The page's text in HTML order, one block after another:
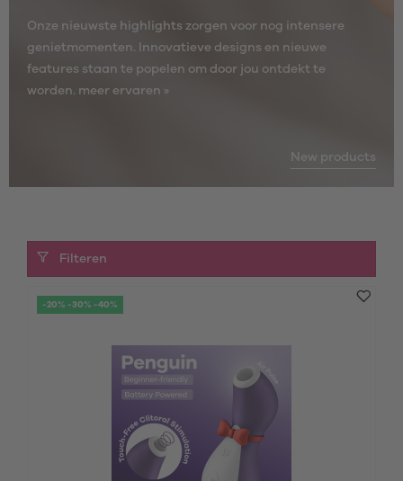
Onze nieuwste highlights zorgen voor nog intensere
genietmomenten. Innovatieve designs en nieuwe
features staan te popelen om door jou ontdekt te
worden. meer ervaren »
New products
Filteren
-20% -30% -40%